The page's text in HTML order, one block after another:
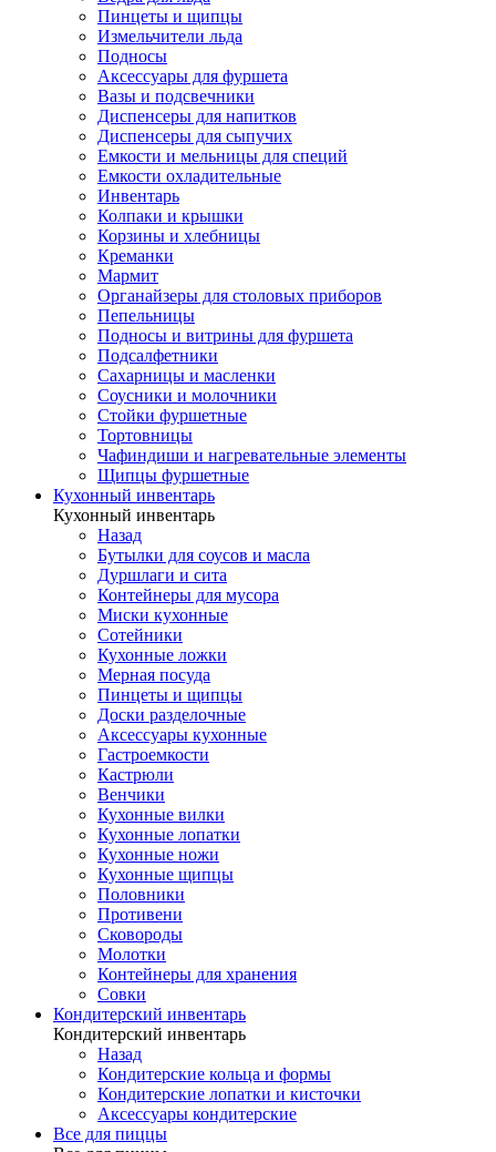
Пинцеты и щипцы
Измельчители льда
Подносы
Аксессуары для фуршета
Вазы и подсвечники
Диспенсеры для напитков
Диспенсеры для сыпучих
Емкости и мельницы для специй
Емкости охладительные
Инвентарь
Колпаки и крышки
Корзины и хлебницы
Креманки
Мармит
Органайзеры для столовых приборов
Пепельницы
Подносы и витрины для фуршета
Подсалфетники
Сахарницы и масленки
Соусники и молочники
Стойки фуршетные
Тортовницы
Чафиндиши и нагревательные элементы
Щипцы фуршетные
Кухонный инвентарь
Кухонный инвентарь
Назад
Бутылки для соусов и масла
Дуршлаги и сита
Контейнеры для мусора
Миски кухонные
Сотейники
Кухонные ложки
Мерная посуда
Пинцеты и щипцы
Доски разделочные
Аксессуары кухонные
Гастроемкости
Кастрюли
Венчики
Кухонные вилки
Кухонные лопатки
Кухонные ножи
Кухонные щипцы
Половники
Противени
Сковороды
Молотки
Контейнеры для хранения
Совки
Кондитерский инвентарь
Кондитерский инвентарь
Назад
Кондитерские кольца и формы
Кондитерские лопатки и кисточки
Аксессуары кондитерские
Все для пиццы